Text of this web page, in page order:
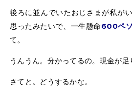
後ろに並んでいたおじさまが私が
思ったみたいで、一生懸命600ペソ
て。
うんうん。分かってるの。現金が足
さてと。どうするかな。